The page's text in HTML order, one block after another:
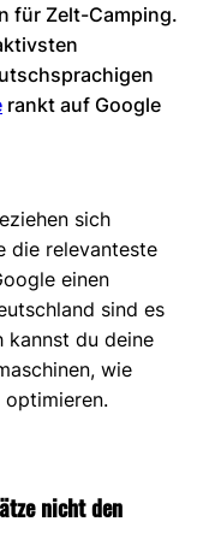
für Zelt-Camping.
rankt auf Google
sich
die relevanteste
einen
sind es
kannst du deine
wie
optimieren.
nicht den